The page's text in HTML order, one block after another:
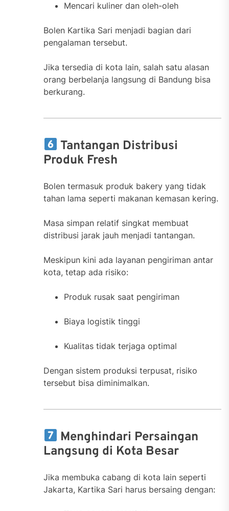
Mencari kuliner dan oleh-oleh
Bolen Kartika Sari menjadi bagian dari
pengalaman tersebut.
Jika tersedia di kota lain, salah satu alasan
orang berbelanja langsung di Bandung bisa
berkurang.
Tantangan Distribusi
Produk Fresh
Bolen termasuk produk bakery yang tidak
tahan lama seperti makanan kemasan kering.
Masa simpan relatif singkat membuat
distribusi jarak jauh menjadi tantangan.
Meskipun kini ada layanan pengiriman antar
kota, tetap ada risiko:
Produk rusak saat pengiriman
Biaya logistik tinggi
Kualitas tidak terjaga optimal
Dengan sistem produksi terpusat, risiko
tersebut bisa diminimalkan.
Menghindari Persaingan
Langsung di Kota Besar
Jika membuka cabang di kota lain seperti
Jakarta, Kartika Sari harus bersaing dengan: